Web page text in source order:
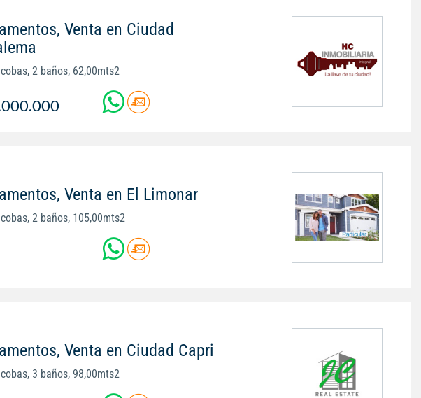
Venta en Ciudad
2 baños, 62,00mts2
Venta en El Limonar
2 baños, 105,00mts2
Venta en Ciudad Capri
3 baños, 98,00mts2